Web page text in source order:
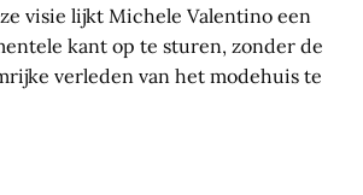
visie lijkt Michele Valentino een
kant op te sturen, zonder de
verleden van het modehuis te